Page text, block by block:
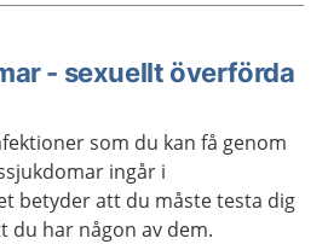
- sexuellt överförda
som du kan få genom
ingår i
betyder att du måste testa dig
du har någon av dem.